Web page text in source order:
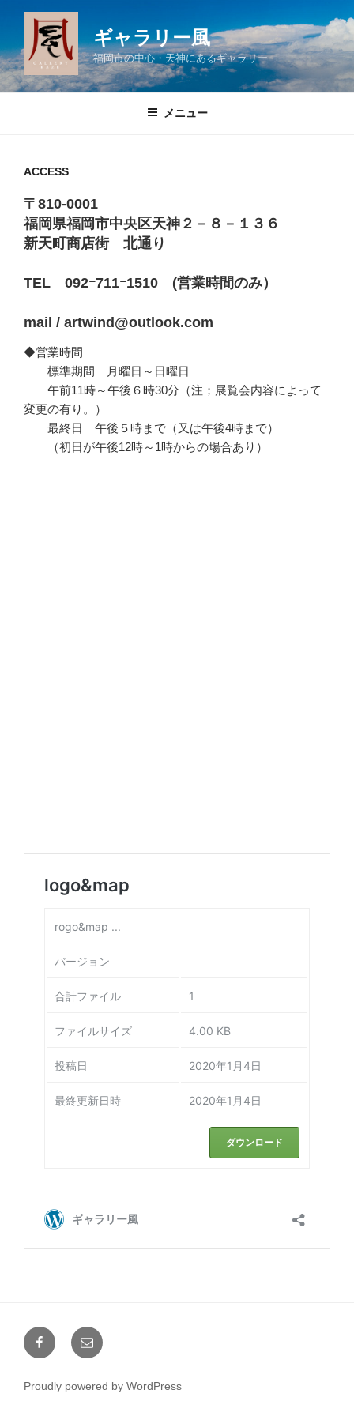
テ
ン
ツ
ギャラリー風
福岡市の中心・天神にあるギャラリー
メニュー
ACCESS
〒810-0001
福岡県福岡市中央区天神２－８－１３６
新天町商店街 北通り
TEL 092ｰ711ｰ1510 (営業時間のみ）
mail / artwind@outlook.com
◆営業時間
標準期間 月曜日～日曜日
午前11時～午後６時30分（注；展覧会内容によって
変更の有り。）
最終日 午後５時まで（又は午後4時まで）
（初日が午後12時～1時からの場合あり）
Facebook
メ
ー
Proudly powered by WordPress